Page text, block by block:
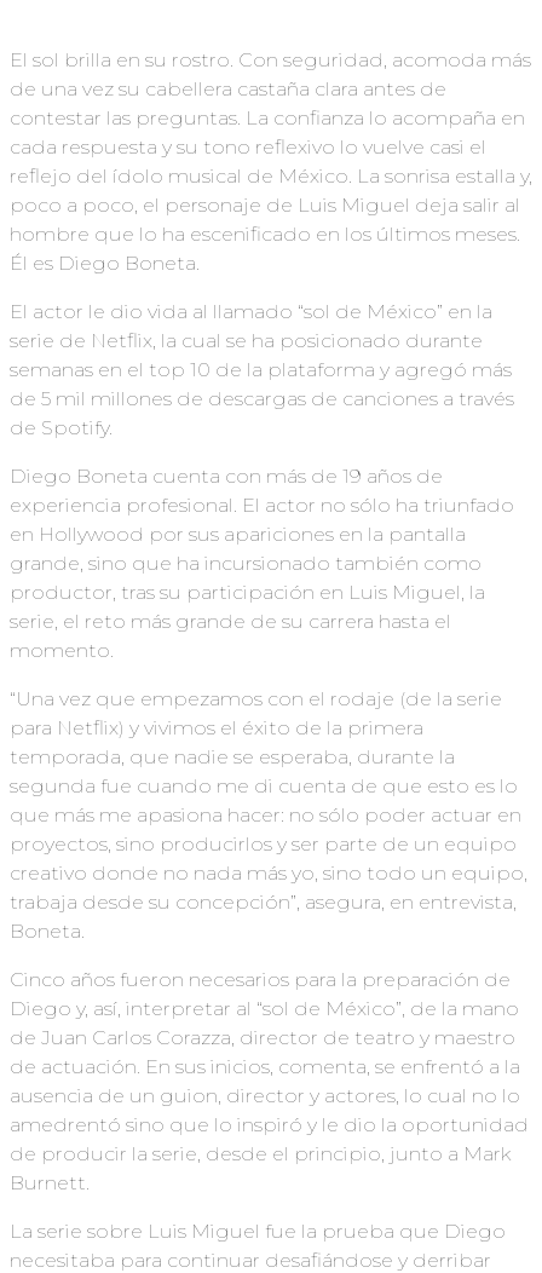
El sol brilla en su rostro. Con seguridad, acomoda más
de una vez su cabellera castaña clara antes de
contestar las preguntas. La confianza lo acompaña en
cada respuesta y su tono reflexivo lo vuelve casi el
reflejo del ídolo musical de México. La sonrisa estalla y,
poco a poco, el personaje de Luis Miguel deja salir al
hombre que lo ha escenificado en los últimos meses.
Él es Diego Boneta.
El actor le dio vida al llamado “sol de México” en la
serie de Netflix, la cual se ha posicionado durante
semanas en el top 10 de la plataforma y agregó más
de 5 mil millones de descargas de canciones a través
de Spotify.
Diego Boneta cuenta con más de 19 años de
experiencia profesional. El actor no sólo ha triunfado
en Hollywood por sus apariciones en la pantalla
grande, sino que ha incursionado también como
productor, tras su participación en Luis Miguel, la
serie, el reto más grande de su carrera hasta el
momento.
“Una vez que empezamos con el rodaje (de la serie
para Netflix) y vivimos el éxito de la primera
temporada, que nadie se esperaba, durante la
segunda fue cuando me di cuenta de que esto es lo
que más me apasiona hacer: no sólo poder actuar en
proyectos, sino producirlos y ser parte de un equipo
creativo donde no nada más yo, sino todo un equipo,
trabaja desde su concepción”, asegura, en entrevista,
Boneta.
Cinco años fueron necesarios para la preparación de
Diego y, así, interpretar al “sol de México”, de la mano
de Juan Carlos Corazza, director de teatro y maestro
de actuación. En sus inicios, comenta, se enfrentó a la
ausencia de un guion, director y actores, lo cual no lo
amedrentó sino que lo inspiró y le dio la oportunidad
de producir la serie, desde el principio, junto a Mark
Burnett.
La serie sobre Luis Miguel fue la prueba que Diego
necesitaba para continuar desafiándose y derribar